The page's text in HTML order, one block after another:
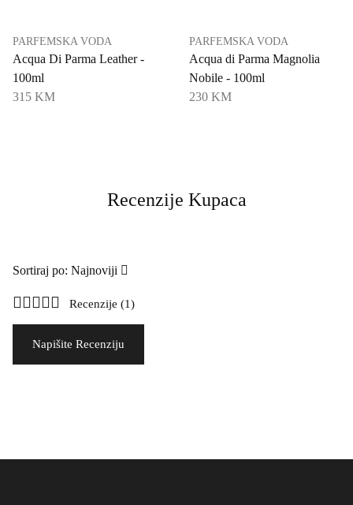
PARFEMSKA VODA
Acqua Di Parma Leather -
100ml
315 KM
PARFEMSKA VODA
Acqua di Parma Magnolia
Nobile - 100ml
230 KM
Recenzije Kupaca
Sortiraj po: Najnoviji
Recenzije (1)
Napišite Recenziju